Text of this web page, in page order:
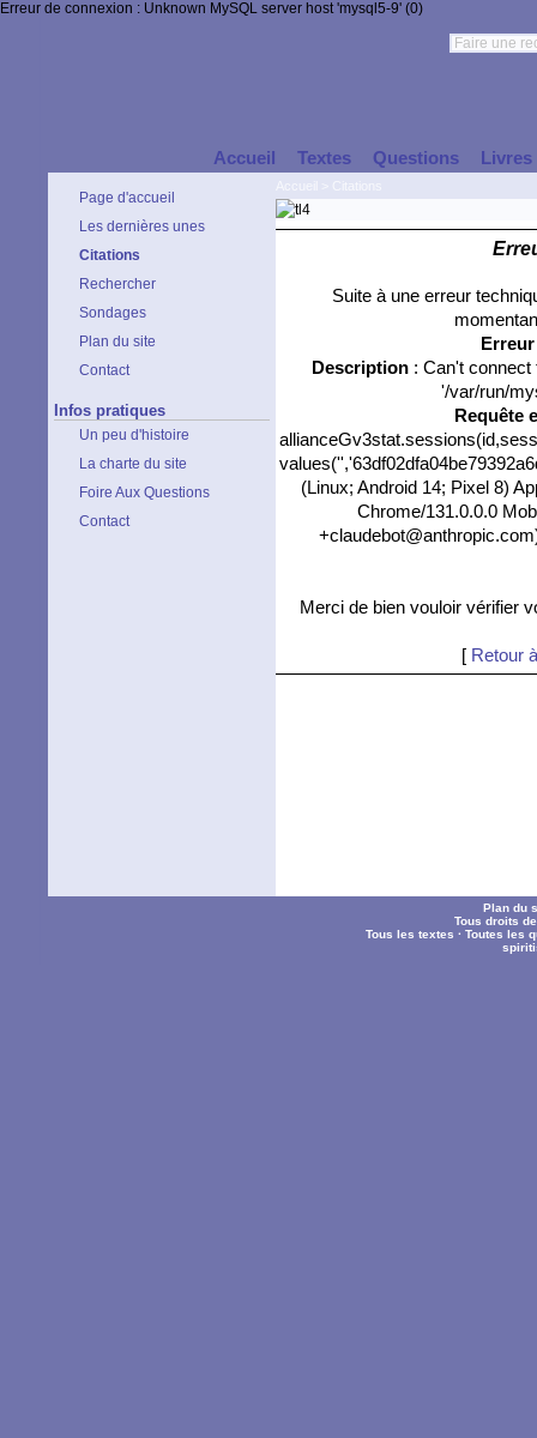
Erreur de connexion : Unknown MySQL server host 'mysql5-9' (0)
Accueil Textes Questions Livres
Page d'accueil
Les dernières unes
Citations
Rechercher
Sondages
Plan du site
Contact
Infos pratiques
Un peu d'histoire
La charte du site
Foire Aux Questions
Contact
Suite à une erreur
Description: Can't connect
'/var/run/
Requête
(Linux; Android 14; Pixel 8)
Chrome/131.0.0.0
Merci de bien vouloir vérifier
[ Retour
Plan du
Tous droits
Tous les textes ·Toutes les